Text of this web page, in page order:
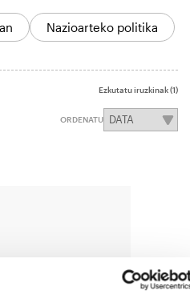
Nazioarteko politika
Ezkutatu iruzkinak(1)
ORDENATU